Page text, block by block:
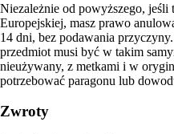
Niezależnie od powyższego, jeśli
Europejskiej, masz prawo
14 dni, bez podawania
przedmiot musi być w takim
nieużywany, z metkami i w
potrzebować paragonu lub
Zwroty